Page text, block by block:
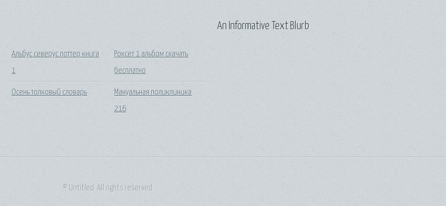
Альбус северус поттер книга
1
Осень толковый словарь
Роксет 1 альбом скачать
бесплатно
Мануальная поликлиника
216
An Informative Text Blurb
© Untitled. All rights reserved.